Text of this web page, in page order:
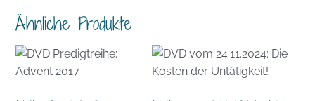
Ähnliche Produkte